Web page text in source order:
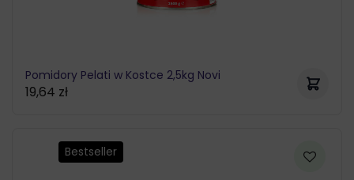
Pomidory Pelati w Kostce 2,5kg Novi
19,64 zł
Bestseller